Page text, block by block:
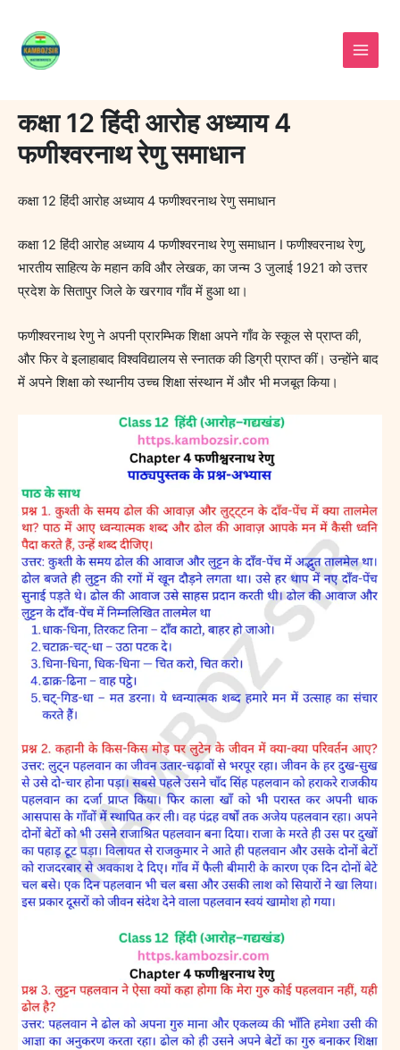
content
कक्षा 12 हिंदी आरोह अध्याय 4
फणीश्वरनाथ रेणु समाधान
कक्षा 12 हिंदी आरोह अध्याय 4 फणीश्वरनाथ रेणु समाधान
कक्षा 12 हिंदी आरोह अध्याय 4 फणीश्वरनाथ रेणु समाधान I फणीश्वरनाथ रेणु,
भारतीय साहित्य के महान कवि और लेखक, का जन्म 3 जुलाई 1921 को उत्तर
प्रदेश के सितापुर जिले के खरगाव गाँव में हुआ था।
फणीश्वरनाथ रेणु ने अपनी प्रारम्भिक शिक्षा अपने गाँव के स्कूल से प्राप्त की,
और फिर वे इलाहाबाद विश्वविद्यालय से स्नातक की डिग्री प्राप्त कीं। उन्होंने बाद
में अपने शिक्षा को स्थानीय उच्च शिक्षा संस्थान में और भी मजबूत किया।